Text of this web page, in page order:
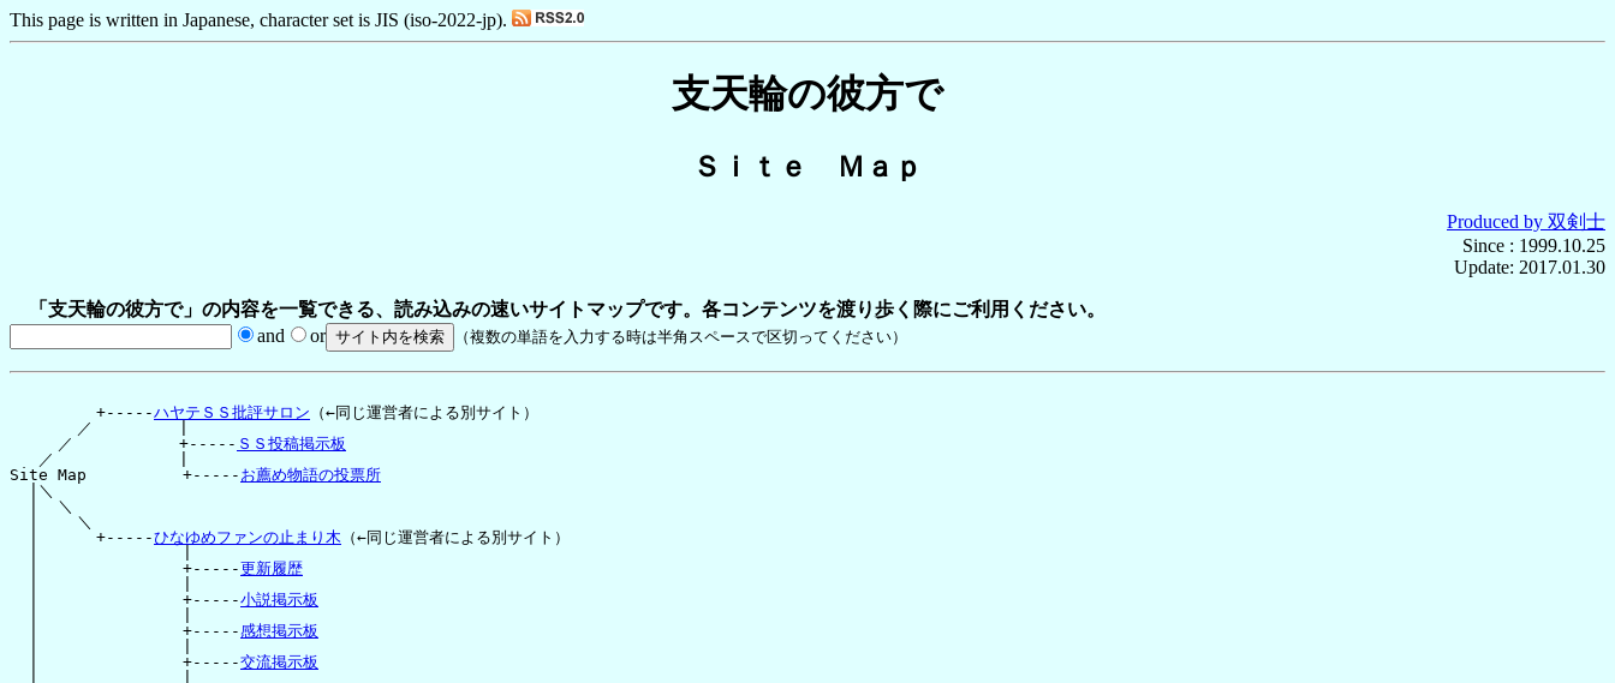
This page is written in Japanese, character set is JIS (iso-2022-jp).
支天輪の彼方で
Ｓｉｔｅ Ｍａｐ
Produced by 双剣士
Since : 1999.10.25
Update: 2017.01.30
「支天輪の彼方で」の内容を一覧できる、読み込みの速いサイトマップです。各コンテンツを渡り歩く際にご利用ください。
and
or （複数の単語を入力する時は半角スペースで区切ってください）
         +-----
ハヤテＳＳ批評サロン （←同じ運営者による別サイト）
       ／         |
     ／           +-----
ＳＳ投稿掲示板
   ／             |
Site Map          +----- お薦め物語の投票所
  |＼
  |  ＼
  |    ＼
  |      +-----
ひなゆめファンの止まり木 （←同じ運営者による別サイト）
  |               +-----
更新履歴
  |               +-----
小説掲示板
  |               +-----
感想掲示板
  |               +-----
交流掲示板